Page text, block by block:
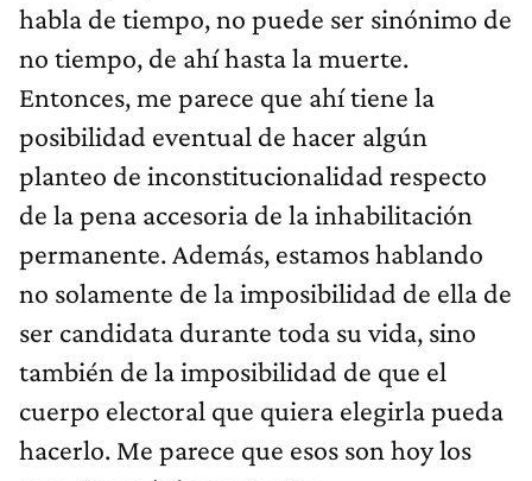
habla de tiempo, no puede ser sinónimo de
no tiempo, de ahí hasta la muerte.
Entonces, me parece que ahí tiene la
posibilidad eventual de hacer algún
planteo de inconstitucionalidad respecto
de la pena accesoria de la inhabilitación
permanente. Además, estamos hablando
no solamente de la imposibilidad de ella de
ser candidata durante toda su vida, sino
también de la imposibilidad de que el
cuerpo electoral que quiera elegirla pueda
hacerlo. Me parece que esos son hoy los